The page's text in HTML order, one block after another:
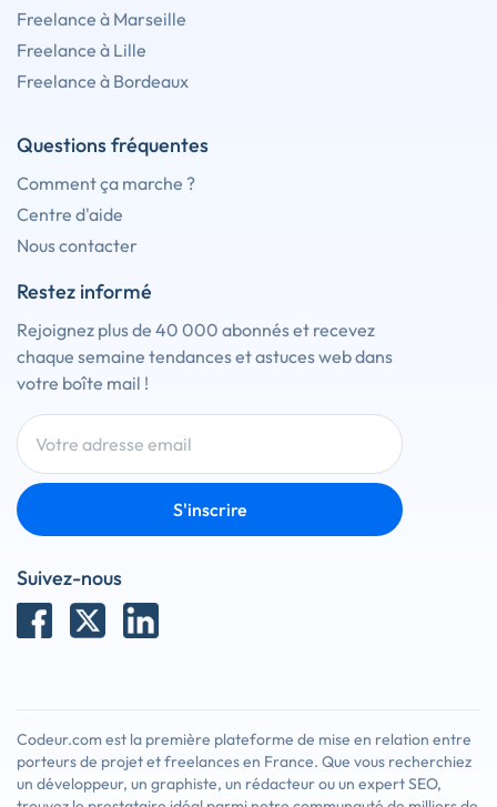
Freelance à Marseille
Freelance à Lille
Freelance à Bordeaux
Questions fréquentes
Comment ça marche ?
Centre d'aide
Nous contacter
Restez informé
Rejoignez plus de 40 000 abonnés et recevez
chaque semaine tendances et astuces web dans
votre boîte mail !
S'inscrire
Suivez-nous
Codeur.com est la première plateforme de mise en relation entre
porteurs de projet et freelances en France. Que vous recherchiez
un développeur, un graphiste, un rédacteur ou un expert SEO,